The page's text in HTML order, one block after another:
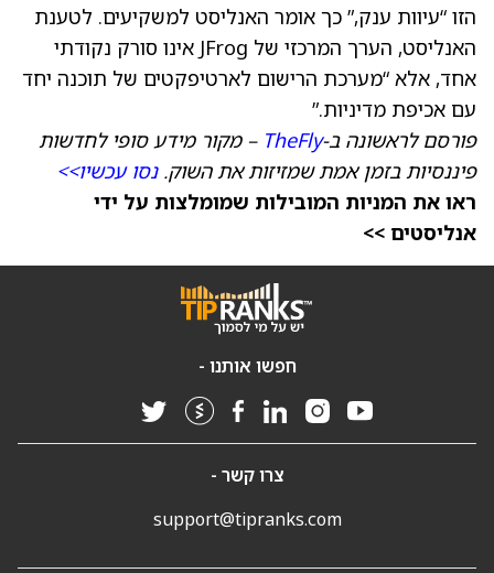
הזו “עיוות ענק,” כך אומר האנליסט למשקיעים. לטענת
האנליסט, הערך המרכזי של JFrog אינו סורק נקודתי
אחד, אלא “מערכת הרישום לארטיפקטים של תוכנה יחד
עם אכיפת מדיניות.”
פורסם לראשונה ב-TheFly – מקור מידע סופי לחדשות
פיננסיות בזמן אמת שמזיזות את השוק.נסו עכשיו>>
ראו את המניות המובילות שמומלצות על ידי
אנליסטים >>
חפשו אותנו -
צרו קשר -
support@tipranks.com